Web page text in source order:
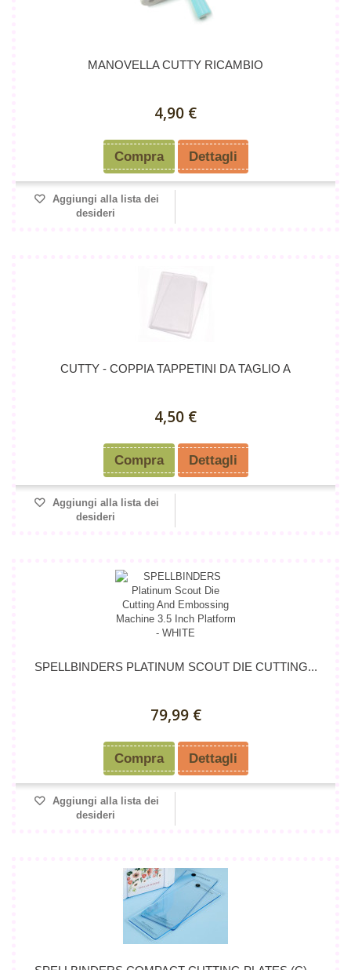
MANOVELLA CUTTY RICAMBIO
4,90 €
Compra Dettagli
Aggiungi alla lista dei
desideri
CUTTY - COPPIA TAPPETINI DA TAGLIO A
4,50 €
Compra Dettagli
Aggiungi alla lista dei
desideri
SPELLBINDERS PLATINUM SCOUT DIE CUTTING...
79,99 €
Compra Dettagli
Aggiungi alla lista dei
desideri